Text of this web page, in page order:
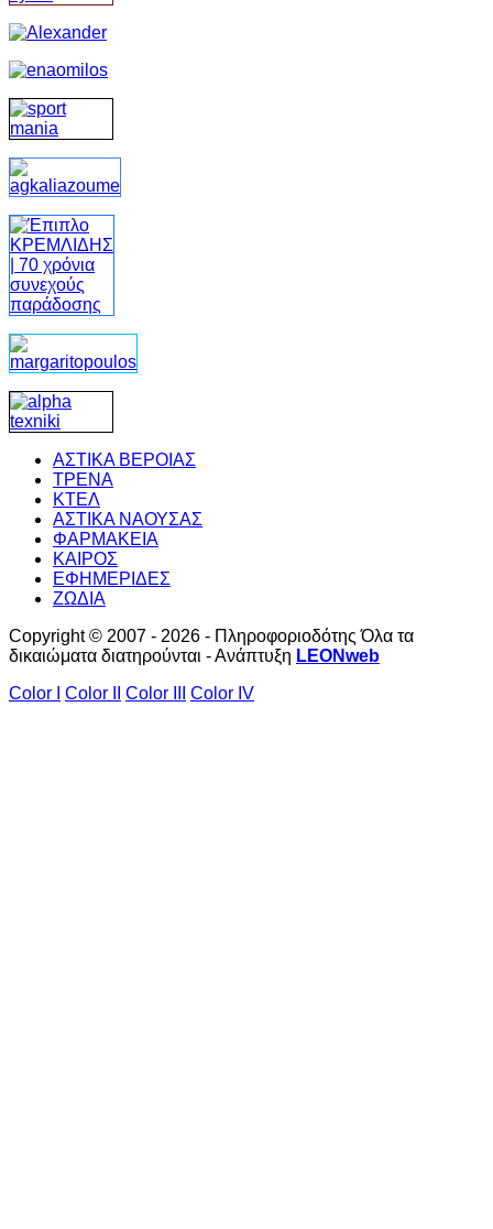
ΑΣΤΙΚΑ ΒΕΡΟΙΑΣ
ΤΡΕΝΑ
ΚΤΕΛ
ΑΣΤΙΚΑ ΝΑΟΥΣΑΣ
ΦΑΡΜΑΚΕΙΑ
ΚΑΙΡΟΣ
ΕΦΗΜΕΡΙΔΕΣ
ΖΩΔΙΑ
Copyright © 2007 - 2026 - Πληροφοριοδότης Όλα τα
δικαιώματα διατηρούνται - Ανάπτυξη LEONweb
Color I
Color II Color III Color IV